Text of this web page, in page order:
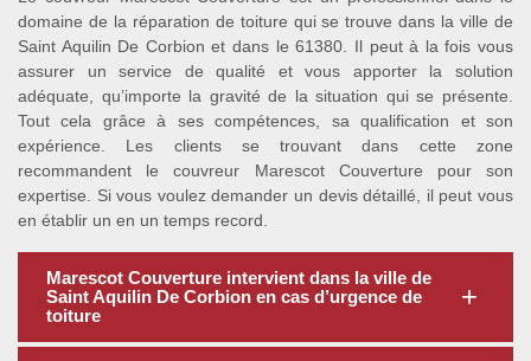
domaine de la réparation de toiture qui se trouve dans la ville de
Saint Aquilin De Corbion et dans le 61380. Il peut à la fois vous
assurer un service de qualité et vous apporter la solution
adéquate, qu’importe la gravité de la situation qui se présente.
Tout cela grâce à ses compétences, sa qualification et son
expérience. Les clients se trouvant dans cette zone
recommandent le couvreur Marescot Couverture pour son
expertise. Si vous voulez demander un devis détaillé, il peut vous
en établir un en un temps record.
Marescot Couverture intervient dans la ville de
Saint Aquilin De Corbion en cas d’urgence de
toiture